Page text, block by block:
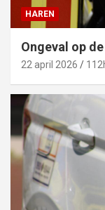
HAREN
Ongeval op
22 april 2026